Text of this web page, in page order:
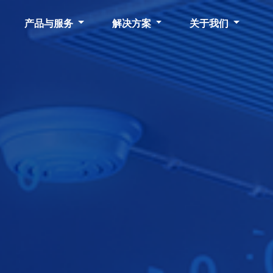
产品与服务 解决方案 关于我们